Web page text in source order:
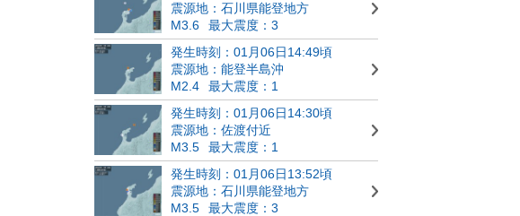
震源地：石川県能登地方
M3.6
最大震度：3
発生時刻：01月06日14:49頃
震源地：能登半島沖
M2.4
最大震度：1
発生時刻：01月06日14:30頃
震源地：佐渡付近
M3.5
最大震度：1
発生時刻：01月06日13:52頃
震源地：石川県能登地方
M3.5
最大震度：3